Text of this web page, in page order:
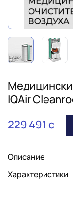
IQAir
229 491 c
Описание
Характеристики